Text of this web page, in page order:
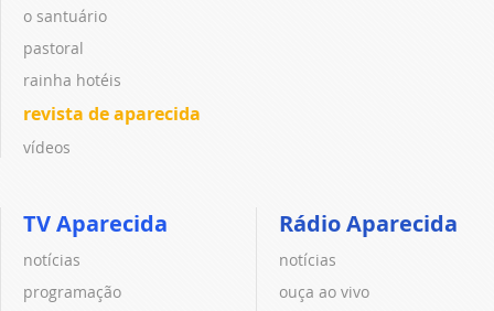
o santuário
pastoral
rainha hotéis
revista de aparecida
vídeos
TV Aparecida
notícias
programação
Rádio Aparecida
notícias
ouça ao vivo